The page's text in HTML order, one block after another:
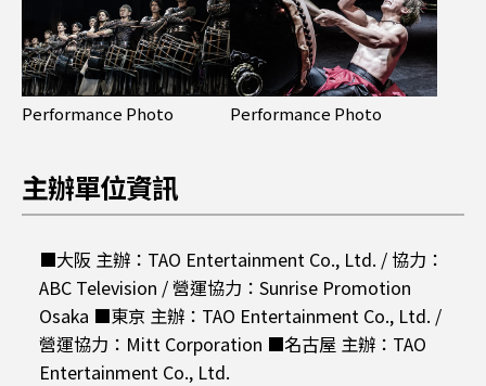
Performance Photo Performance Photo
主辦單位資訊
■大阪 主辦：TAO Entertainment Co., Ltd. / 協力：
ABC Television / 營運協力：Sunrise Promotion
Osaka ■東京 主辦：TAO Entertainment Co., Ltd. /
營運協力：Mitt Corporation ■名古屋 主辦：TAO
Entertainment Co., Ltd.